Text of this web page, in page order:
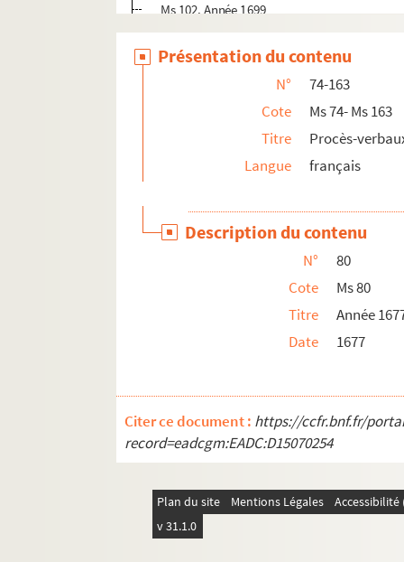
Ms 102. Année 1699
Ms 103. Année 1700
Ms 104. Année 1701
Ms 106. Année 1703
Ms 107. Année 1704
Ms 110. Année 1707
Ms 116. Année 1713
Ms 117. Année 1714
Ms 118. Année 1715
Ms 119. Année 1716
Ms 120. Année 1717
Ms 121. Année 1718
Présentation du contenu
N°
74-163
Cote
Ms 74- Ms 163
Titre
Procès-
Langue
français
Description du contenu
N°
80
Cote
Ms 80
Titre
Année
Date
1677
Citer ce document : https://ccfr.bnf.fr/
record=eadcgm:EADC:D15070254
Plan du site Mentions Légales
v 31.1.0